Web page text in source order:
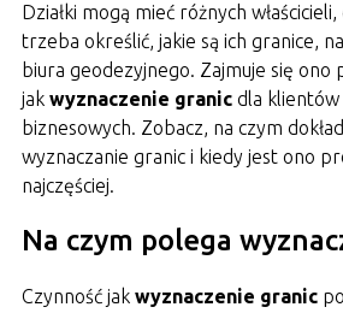
Działki mogą mieć różnych
trzeba określić, jakie są ich granice,
biura geodezyjnego. Zajmuje się ono
jak wyznaczenie granicdla klientów
biznesowych. Zobacz, na czym
wyznaczanie granic i kiedy jest ono
najczęściej.
Na czym polega
Czynność jak wyznaczenie granic